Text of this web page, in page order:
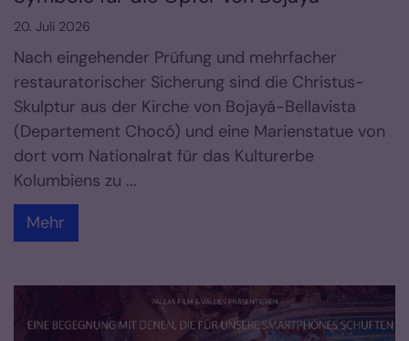
20. Juli 2026
Nach eingehender Prüfung und mehrfacher
restauratorischer Sicherung sind die Christus-
Skulptur aus der Kirche von Bojayá-Bellavista
(Departement Chocó) und eine Marienstatue von
dort vom Nationalrat für das Kulturerbe
Kolumbiens zu ...
Mehr